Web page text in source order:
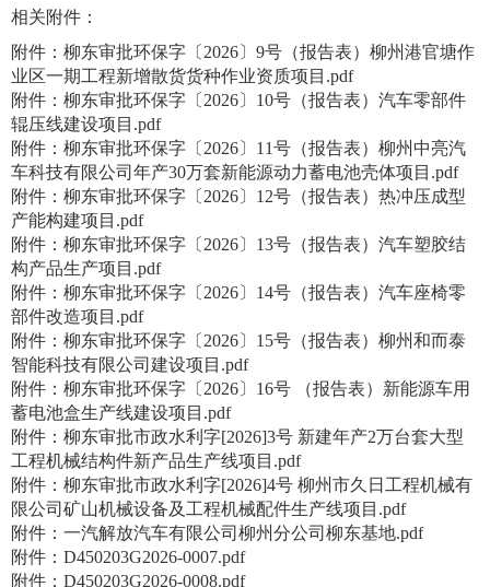
相关附件：
附件：柳东审批环保字〔2026〕9号（报告表）柳州港官塘作
业区一期工程新增散货货种作业资质项目.pdf
附件：柳东审批环保字〔2026〕10号（报告表）汽车零部件
辊压线建设项目.pdf
附件：柳东审批环保字〔2026〕11号（报告表）柳州中亮汽
车科技有限公司年产30万套新能源动力蓄电池壳体项目.pdf
附件：柳东审批环保字〔2026〕12号（报告表）热冲压成型
产能构建项目.pdf
附件：柳东审批环保字〔2026〕13号（报告表）汽车塑胶结
构产品生产项目.pdf
附件：柳东审批环保字〔2026〕14号（报告表）汽车座椅零
部件改造项目.pdf
附件：柳东审批环保字〔2026〕15号（报告表）柳州和而泰
智能科技有限公司建设项目.pdf
附件：柳东审批环保字〔2026〕16号 （报告表）新能源车用
蓄电池盒生产线建设项目.pdf
附件：柳东审批市政水利字[2026]3号 新建年产2万台套大型
工程机械结构件新产品生产线项目.pdf
附件：柳东审批市政水利字[2026]4号 柳州市久日工程机械有
限公司矿山机械设备及工程机械配件生产线项目.pdf
附件：一汽解放汽车有限公司柳州分公司柳东基地.pdf
附件：D450203G2026-0007.pdf
附件：D450203G2026-0008.pdf